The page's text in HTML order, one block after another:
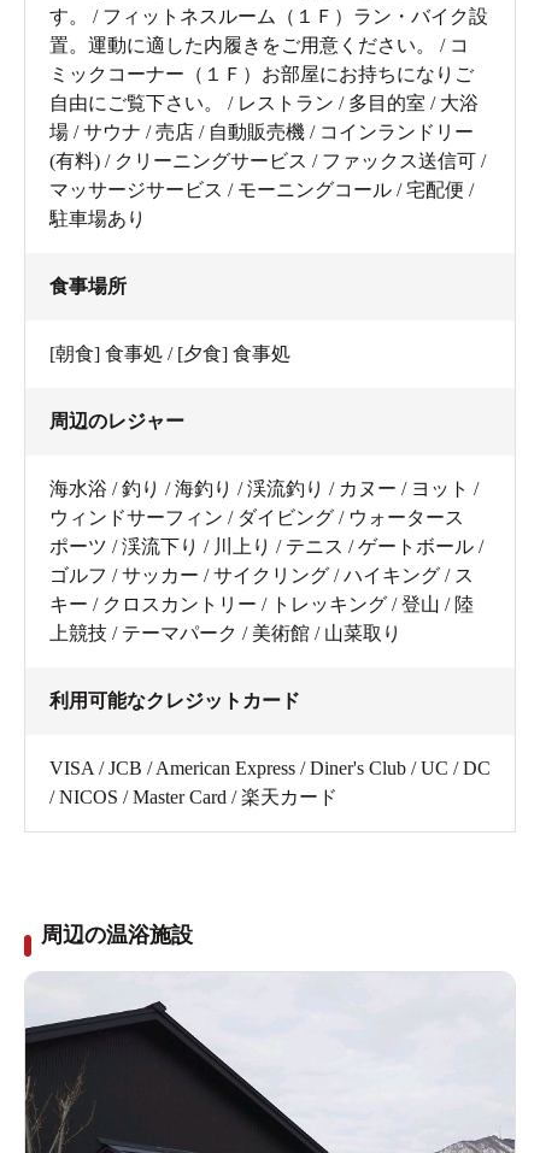
す。 / フィットネスルーム（１Ｆ）ラン・バイク設
置。運動に適した内履きをご用意ください。 / コ
ミックコーナー（１Ｆ）お部屋にお持ちになりご
自由にご覧下さい。 / レストラン / 多目的室 / 大浴
場 / サウナ / 売店 / 自動販売機 / コインランドリー
(有料) / クリーニングサービス / ファックス送信可 /
マッサージサービス / モーニングコール / 宅配便 /
駐車場あり
食事場所
[朝食] 食事処 / [夕食] 食事処
周辺のレジャー
海水浴 / 釣り / 海釣り / 渓流釣り / カヌー / ヨット /
ウィンドサーフィン / ダイビング / ウォータース
ポーツ / 渓流下り / 川上り / テニス / ゲートボール /
ゴルフ / サッカー / サイクリング / ハイキング / ス
キー / クロスカントリー / トレッキング / 登山 / 陸
上競技 / テーマパーク / 美術館 / 山菜取り
利用可能なクレジットカード
VISA / JCB / American Express / Diner's Club / UC / DC
/ NICOS / Master Card / 楽天カード
周辺の温浴施設